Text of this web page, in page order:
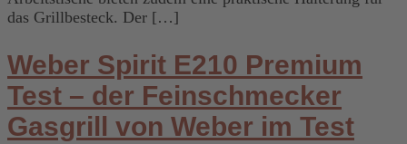
das Grillbesteck. Der […]
Weber Spirit E210 Premium
Test – der Feinschmecker
Gasgrill von Weber im Test